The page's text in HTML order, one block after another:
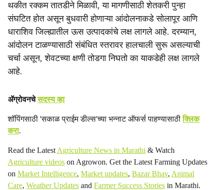
थकीत रक्कम तातडीने मिळावी, या मागणीसाठी शेतकरी पुन्हा
संघटित होत असून बुधवारी होणाऱ्या आंदोलनाकडे सोलापूर आणि
धाराशिव जिल्ह्यातील ऊस उत्पादकांचे लक्ष लागले आहे. दरम्यान,
आंदोलन टाळण्यासाठी संबंधित स्तरावर हालचाली सुरू असल्याची
चर्चा असून, शेवटच्या क्षणी तोडगा निघतो का याकडेही लक्ष लागले
आहे.
ॲग्रोवनचेसदस्य व्हा
शॉपिंगसाठी 'सकाळ प्राईम डील्स'च्या भन्नाट ऑफर्स पाहण्यासाठीक्लिक
करा.
Read the Latest Agriculture News in Marathi & Watch
Agriculture videos on Agrowon. Get the Latest Farming Updates
on Market Intelligence, Market updates, Bazar Bhav, Animal
Care, Weather Updates and Farmer Success Stories in Marathi.